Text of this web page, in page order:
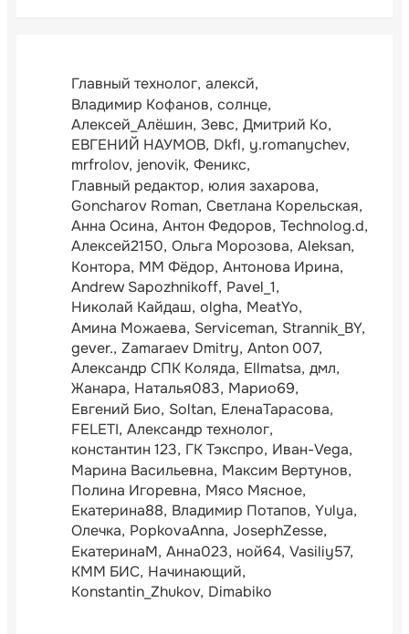
Главный технолог алексй
Владимир Кофанов солнце
Алексей_Алёшин Зевс Дмитрий Ко
ЕВГЕНИЙ НАУМОВ Dkfl y.romanychev
mrfrolov jenovik Феникс
Главный редактор юлия захарова
Goncharov Roman Светлана Корельская
Анна Осина Антон Федоров Technolog.d
Алексей2150 Ольга Морозова Aleksan
Контора ММ Фёдор Антонова Ирина
Andrew Sapozhnikoff Pavel_1
Николай Кайдаш olgha MeatYo
Амина Можаева Serviceman Strannik_BY
gever. Zamaraev Dmitry Anton 007
Александр СПК Коляда Ellmatsa дмл
Жанара Наталья083 Марио69
Евгений Био Soltan ЕленаТарасова
FELETI Александр технолог
константин 123 ГК Тэкспро Иван-Vega
Марина Васильевна Максим Вертунов
Полина Игоревна Мясо Мясное
Екатерина88 Владимир Потапов Yulya
Олечка PopkovaAnna JosephZesse
ЕкатеринаМ Анна023 ной64 Vasiliy57
КММ БИС Начинающий
Konstantin_Zhukov Dimabiko